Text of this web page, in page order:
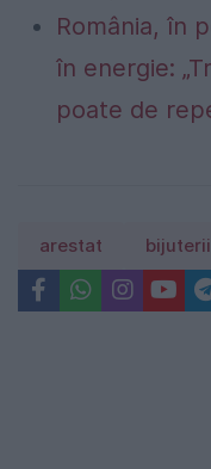
România, în
în energie:
poate de
arestat bijuterii